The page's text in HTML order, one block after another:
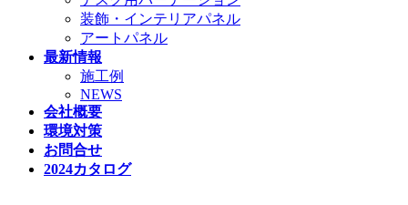
装飾・インテリアパネル
アートパネル
最新情報
施工例
NEWS
会社概要
環境対策
お問合せ
2024カタログ